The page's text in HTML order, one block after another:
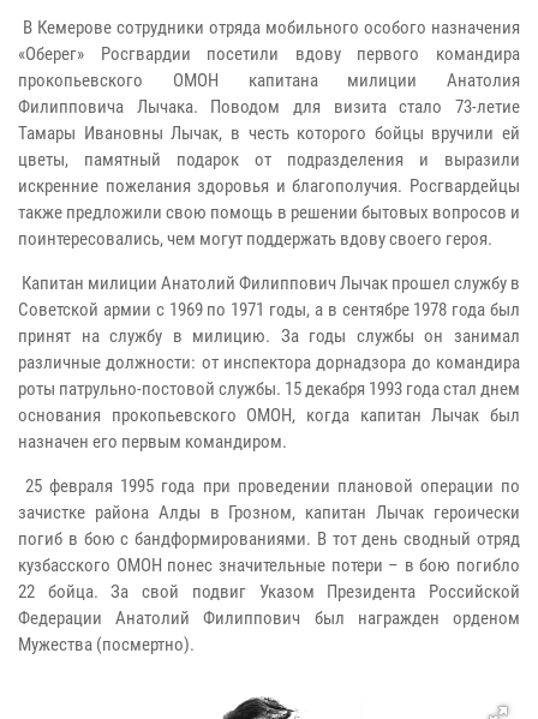
В Кемерове сотрудники отряда мобильного особого назначения
«Оберег» Росгвардии посетили вдову первого командира
прокопьевского ОМОН капитана милиции Анатолия
Филипповича Лычака. Поводом для визита стало 73-летие
Тамары Ивановны Лычак, в честь которого бойцы вручили ей
цветы, памятный подарок от подразделения и выразили
искренние пожелания здоровья и благополучия. Росгвардейцы
также предложили свою помощь в решении бытовых вопросов и
поинтересовались, чем могут поддержать вдову своего героя.
Капитан милиции Анатолий Филиппович Лычак прошел службу в
Советской армии с 1969 по 1971 годы, а в сентябре 1978 года был
принят на службу в милицию. За годы службы он занимал
различные должности: от инспектора дорнадзора до командира
роты патрульно-постовой службы. 15 декабря 1993 года стал днем
основания прокопьевского ОМОН, когда капитан Лычак был
назначен его первым командиром.
25 февраля 1995 года при проведении плановой операции по
зачистке района Алды в Грозном, капитан Лычак героически
погиб в бою с бандформированиями. В тот день сводный отряд
кузбасского ОМОН понес значительные потери – в бою погибло
22 бойца. За свой подвиг Указом Президента Российской
Федерации Анатолий Филиппович был награжден орденом
Мужества (посмертно).